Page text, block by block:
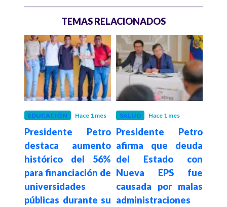
TEMAS RELACIONADOS
EDUCACIÓN Hace 1 mes
Presidente Petro
destaca aumento
histórico del 56%
para financiación de
universidades
públicas durante su
SALUD Hace 1 mes
Presidente Petro
afirma que deuda
del Estado con
Nueva EPS fue
causada por malas
administraciones